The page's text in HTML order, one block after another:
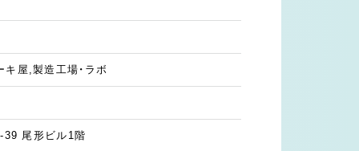
キ屋,製造工場・ラボ
39 尾形ビル1階